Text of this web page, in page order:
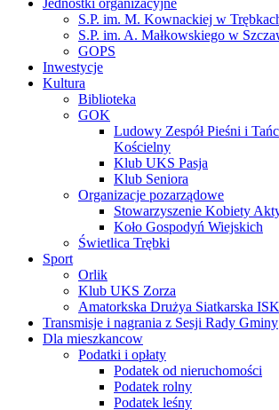
Jednostki organizacyjne
S.P. im. M. Kownackiej w
S.P. im. A. Małkowskiego w
GOPS
Inwestycje
Kultura
Biblioteka
GOK
Ludowy Zespół Pieśni i
Kościelny
Klub UKS Pasja
Klub Seniora
Organizacje pozarządowe
Stowarzyszenie Kobiety
Koło Gospodyń Wiejskich
Świetlica Trębki
Sport
Orlik
Klub UKS Zorza
Amatorkska Drużya Siatkarska
Transmisje i nagrania z Sesji Rady Gminy
Dla mieszkancow
Podatki i opłaty
Podatek od nieruchomości
Podatek rolny
Podatek leśny